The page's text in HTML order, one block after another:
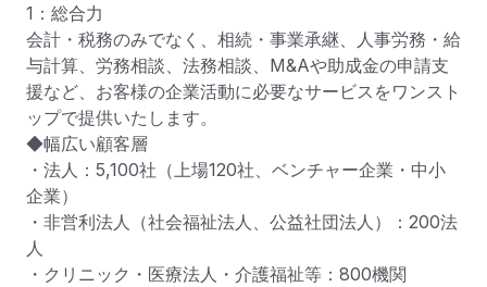
1：総合力
会計・税務のみでなく、相続・事業承継、人事労務・給
与計算、労務相談、法務相談、M&Aや助成金の申請支
援など、お客様の企業活動に必要なサービスをワンスト
ップで提供いたします。
◆幅広い顧客層
・法人：5,100社（上場120社、ベンチャー企業・中小
企業）
・非営利法人（社会福祉法人、公益社団法人）：200法
人
・クリニック・医療法人・介護福祉等：800機関